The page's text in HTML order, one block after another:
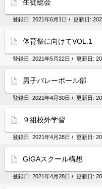
生徒総会
登録日: 2021年6月1日 / 更新日:
体育祭に向けてVOL.1
登録日: 2021年5月22日 / 更新日:
男子バレーボール部
登録日: 2021年4月30日 / 更新日:
９組校外学習
登録日: 2021年4月28日 / 更新日:
GIGAスクール構想
登録日: 2021年4月28日 / 更新日: